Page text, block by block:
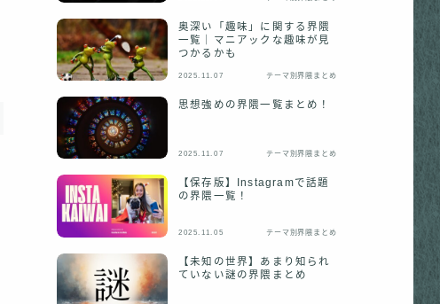
奥深い「趣味」に関する界隈
一覧｜マニアックな趣味が見
つかるかも
2025.11.07 テーマ別界隈まとめ
思想強めの界隈一覧まとめ！
2025.11.07 テーマ別界隈まとめ
【保存版】Instagramで話題
の界隈一覧！
2025.11.05 テーマ別界隈まとめ
【未知の世界】あまり知られ
ていない謎の界隈まとめ